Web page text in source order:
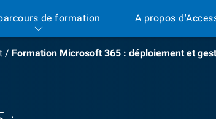
de formation A propos
/ Formation Microsoft 365 : déploiement et